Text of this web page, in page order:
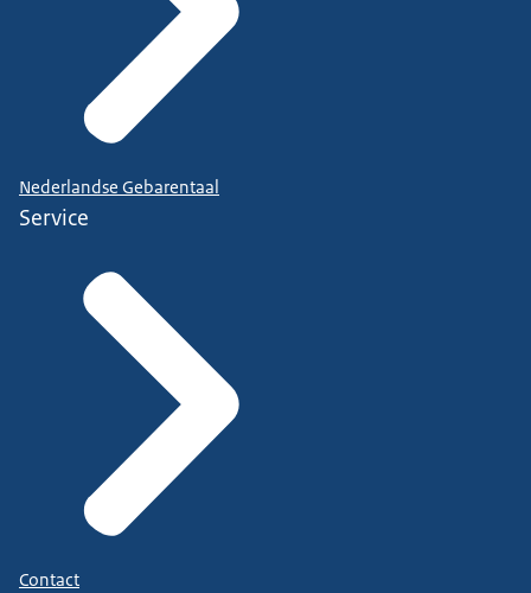
Nederlandse Gebarentaal
Service
Contact